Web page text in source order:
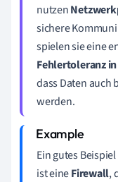
nutzen
sichere
spielen sie eine
Fehlertoleranz
dass Daten auch
werden.
Ein gutes
ist eineFirewall,